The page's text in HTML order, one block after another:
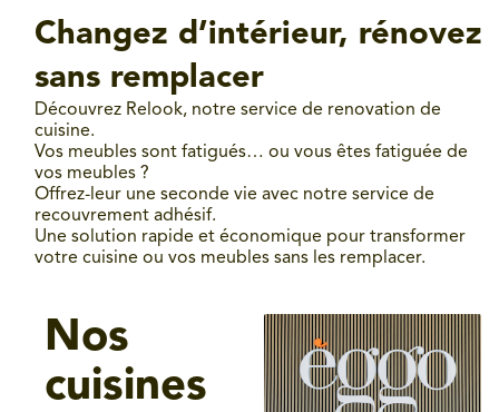
Changez d’intérieur, rénovez
sans remplacer
Découvrez Relook, notre service de renovation de
cuisine.
Vos meubles sont fatigués… ou vous êtes fatiguée de
vos meubles ?
Offrez-leur une seconde vie avec notre service de
recouvrement adhésif.
Une solution rapide et économique pour transformer
votre cuisine ou vos meubles sans les remplacer.
Nos
cuisines